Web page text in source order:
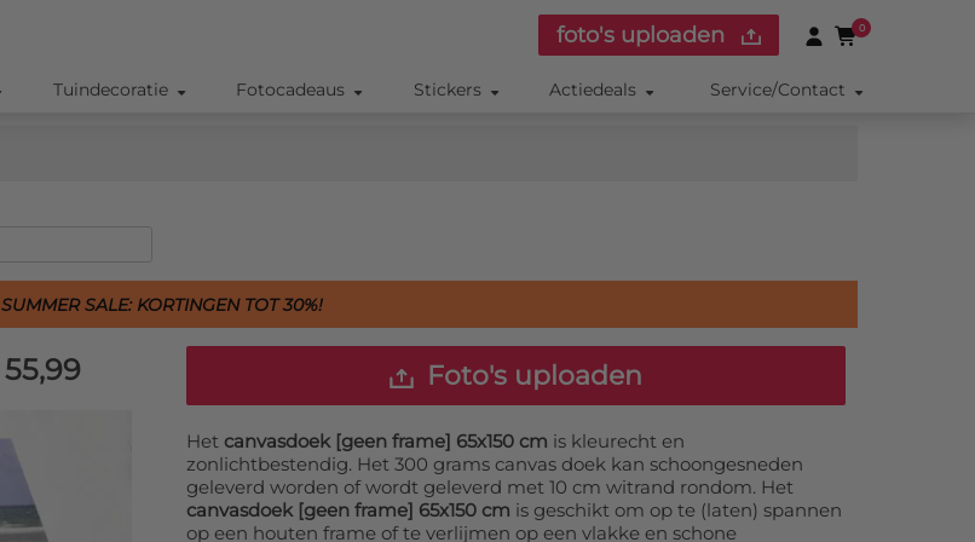
foto's uploaden 0
Tuindecoratie Fotocadeaus Stickers Actiedeals Service/Contact
SUMMER SALE: KORTINGEN TOT 30%!
55,99 Foto's uploaden
Het canvasdoek [geen frame] 65x150 cm is kleurecht en
zonlichtbestendig. Het 300 grams canvas doek kan schoongesneden
geleverd worden of wordt geleverd met 10 cm witrand rondom. Het
canvasdoek [geen frame] 65x150 cm is geschikt om op te (laten) spannen
op een houten frame of te verlijmen op een vlakke en schone